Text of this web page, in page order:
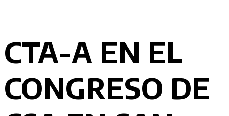
CTA-A EN EL
CONGRESO DE